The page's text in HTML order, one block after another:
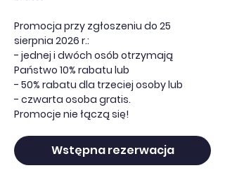
Promocja przy zgłoszeniu do 25
sierpnia 2026 r.:
- jednej i dwóch osób otrzymają
Państwo 10% rabatu lub
- 50% rabatu dla trzeciej osoby lub
- czwarta osoba gratis.
Promocje nie łączą się!
Wstępna rezerwacja